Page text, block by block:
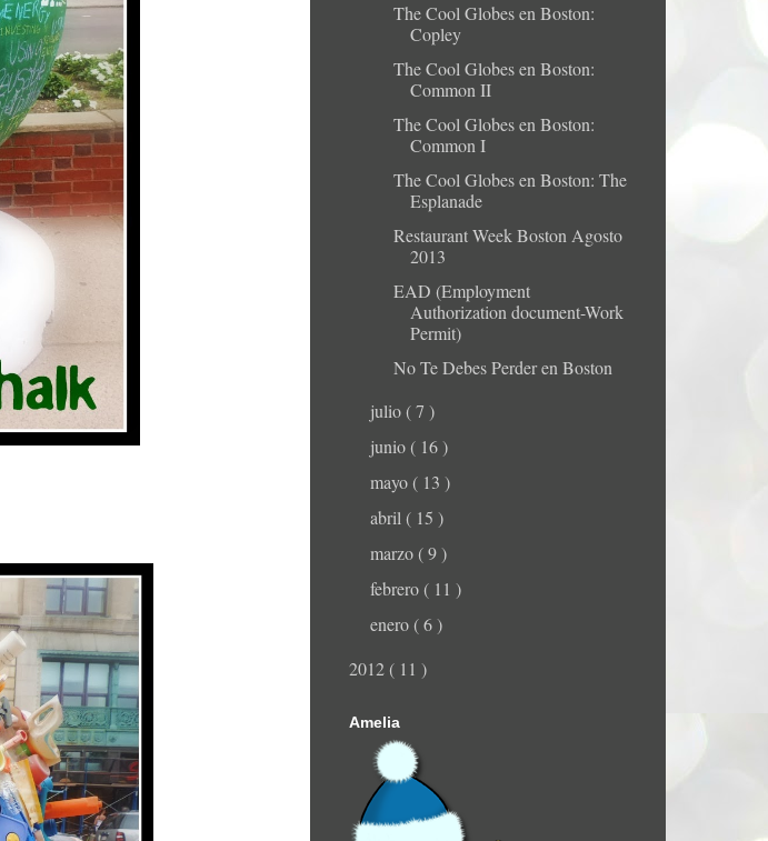
The Cool Globes en Boston:
Copley
The Cool Globes en Boston:
Common II
The Cool Globes en Boston:
Common I
The Cool Globes en Boston: The
Esplanade
Restaurant Week Boston Agosto
2013
EAD (Employment
Authorization document-Work
Permit)
No Te Debes Perder en Boston
julio ( 7 )
junio ( 16 )
mayo ( 13 )
abril ( 15 )
marzo ( 9 )
febrero ( 11 )
enero ( 6 )
2012 ( 11 )
Amelia